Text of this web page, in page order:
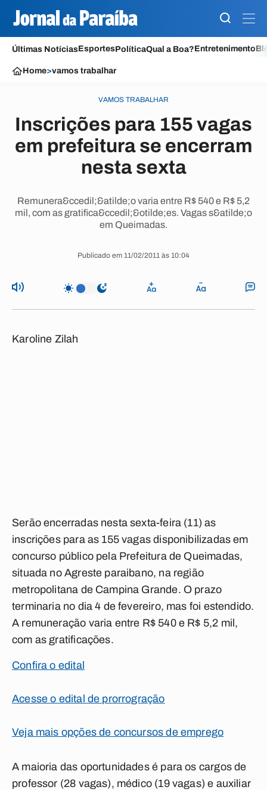
Últimas NotíciasEsportesPolíticaQual a Boa?Entretenimento
Home>vamos trabalhar
VAMOS TRABALHAR
Inscrições para 155 vagas
em prefeitura se encerram
nesta sexta
Remunera&ccedil;&atilde;o varia entre R$ 540 e R$ 5,2
mil, com as gratifica&ccedil;&otilde;es. Vagas s&atilde;o
em Queimadas.
Publicado em 11/02/2011 às 10:04
Karoline Zilah
Serão encerradas nesta sexta-feira (11) as
inscrições para as 155 vagas disponibilizadas em
concurso público pela Prefeitura de Queimadas,
situada no Agreste paraibano, na região
metropolitana de Campina Grande. O prazo
terminaria no dia 4 de fevereiro, mas foi estendido.
A remuneração varia entre R$ 540 e R$ 5,2 mil,
com as gratificações.
Confira o edital
Acesse o edital de prorrogração
Veja mais opções de concursos de emprego
A maioria das oportunidades é para os cargos de
professor (28 vagas), médico (19 vagas) e auxiliar